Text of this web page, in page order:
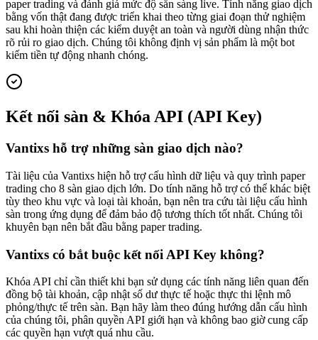
paper trading và đánh giá mức độ sẵn sàng live. Tính năng giao dịch
bằng vốn thật đang được triển khai theo từng giai đoạn thử nghiệm
sau khi hoàn thiện các kiểm duyệt an toàn và người dùng nhận thức
rõ rủi ro giao dịch. Chúng tôi không định vị sản phẩm là một bot
kiếm tiền tự động nhanh chóng.
Kết nối sàn & Khóa API (API Key)
Vantixs hỗ trợ những sàn giao dịch nào?
Tài liệu của Vantixs hiện hỗ trợ cấu hình dữ liệu và quy trình paper
trading cho 8 sàn giao dịch lớn. Do tính năng hỗ trợ có thể khác biệt
tùy theo khu vực và loại tài khoản, bạn nên tra cứu tài liệu cấu hình
sàn trong ứng dụng để đảm bảo độ tương thích tốt nhất. Chúng tôi
khuyên bạn nên bắt đầu bằng paper trading.
Vantixs có bắt buộc kết nối API Key không?
Khóa API chỉ cần thiết khi bạn sử dụng các tính năng liên quan đến
đồng bộ tài khoản, cập nhật số dư thực tế hoặc thực thi lệnh mô
phỏng/thực tế trên sàn. Bạn hãy làm theo đúng hướng dẫn cấu hình
của chúng tôi, phân quyền API giới hạn và không bao giờ cung cấp
các quyền hạn vượt quá nhu cầu.